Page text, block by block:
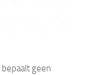
geen